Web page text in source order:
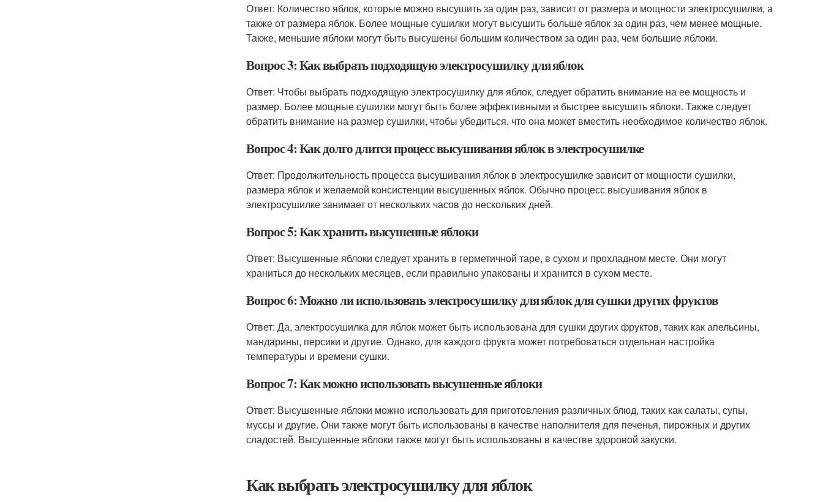
Ответ: Количество яблок, которые можно высушить за один раз, зависит от размера и мощности электросушилки, а
также от размера яблок. Более мощные сушилки могут высушить больше яблок за один раз, чем менее мощные.
Также, меньшие яблоки могут быть высушены большим количеством за один раз, чем большие яблоки.
Вопрос 3: Как выбрать подходящую электросушилку для яблок
Ответ: Чтобы выбрать подходящую электросушилку для яблок, следует обратить внимание на ее мощность и
размер. Более мощные сушилки могут быть более эффективными и быстрее высушить яблоки. Также следует
обратить внимание на размер сушилки, чтобы убедиться, что она может вместить необходимое количество яблок.
Вопрос 4: Как долго длится процесс высушивания яблок в электросушилке
Ответ: Продолжительность процесса высушивания яблок в электросушилке зависит от мощности сушилки,
размера яблок и желаемой консистенции высушенных яблок. Обычно процесс высушивания яблок в
электросушилке занимает от нескольких часов до нескольких дней.
Вопрос 5: Как хранить высушенные яблоки
Ответ: Высушенные яблоки следует хранить в герметичной таре, в сухом и прохладном месте. Они могут
храниться до нескольких месяцев, если правильно упакованы и хранится в сухом месте.
Вопрос 6: Можно ли использовать электросушилку для яблок для сушки других фруктов
Ответ: Да, электросушилка для яблок может быть использована для сушки других фруктов, таких как апельсины,
мандарины, персики и другие. Однако, для каждого фрукта может потребоваться отдельная настройка
температуры и времени сушки.
Вопрос 7: Как можно использовать высушенные яблоки
Ответ: Высушенные яблоки можно использовать для приготовления различных блюд, таких как салаты, супы,
муссы и другие. Они также могут быть использованы в качестве наполнителя для печенья, пирожных и других
сладостей. Высушенные яблоки также могут быть использованы в качестве здоровой закуски.
Как выбрать электросушилку для яблок